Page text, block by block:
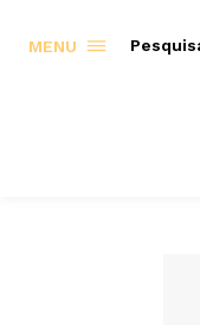
MENU